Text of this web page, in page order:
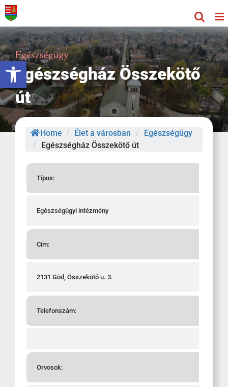
Eszköztár megnyitása
Kihagyás
Egészségügy
Egészségház Összekötő
út
Home / Élet a városban / Egészségügy
/ Egészségház Összekötő út
Típus:
Egészségügyi intézmény
Cím:
2131 Göd, Összekötő u. 3.
Telefonszám:
Orvosok: